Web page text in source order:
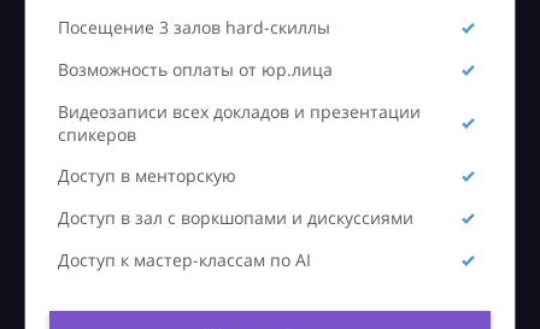
Посещение 3 залов hard-скиллы
Возможность оплаты от юр.лица
Видеозаписи всех докладов и презентации
спикеров
Доступ в менторскую
Доступ в зал с воркшопами и дискуссиями
Доступ к мастер-классам по AI